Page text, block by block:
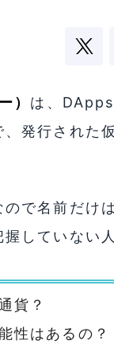
） は、
発行された
で名前だけ
していない
貨？
性はあるの？